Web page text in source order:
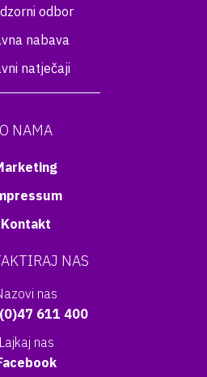
odbor
nabava
natječaji
O NAMA
Kontakt
NAS
nas
611 400
Lajkaj nas